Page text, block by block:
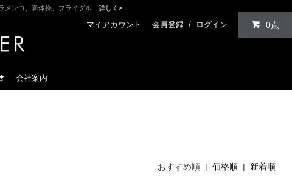
メンコ、新体操、ブライダル 詳しく>
マイアカウント 会員登録 / ログイン 0点
会社案内
おすすめ順 |価格順 | 新着順